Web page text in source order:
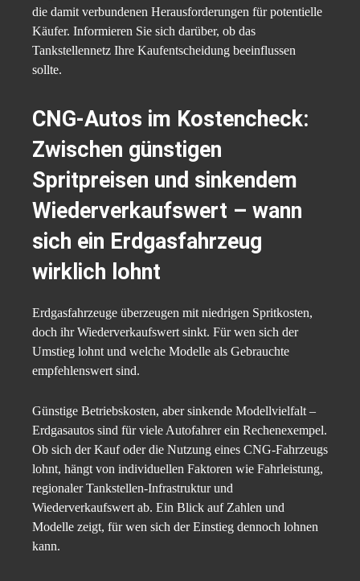
die damit verbundenen Herausforderungen für potentielle
Käufer. Informieren Sie sich darüber, ob das
Tankstellennetz Ihre Kaufentscheidung beeinflussen
sollte.
CNG-Autos im Kostencheck:
Zwischen günstigen
Spritpreisen und sinkendem
Wiederverkaufswert – wann
sich ein Erdgasfahrzeug
wirklich lohnt
Erdgasfahrzeuge überzeugen mit niedrigen Spritkosten,
doch ihr Wiederverkaufswert sinkt. Für wen sich der
Umstieg lohnt und welche Modelle als Gebrauchte
empfehlenswert sind.
Günstige Betriebskosten, aber sinkende Modellvielfalt –
Erdgasautos sind für viele Autofahrer ein Rechenexempel.
Ob sich der Kauf oder die Nutzung eines CNG-Fahrzeugs
lohnt, hängt von individuellen Faktoren wie Fahrleistung,
regionaler Tankstellen-Infrastruktur und
Wiederverkaufswert ab. Ein Blick auf Zahlen und
Modelle zeigt, für wen sich der Einstieg dennoch lohnen
kann.